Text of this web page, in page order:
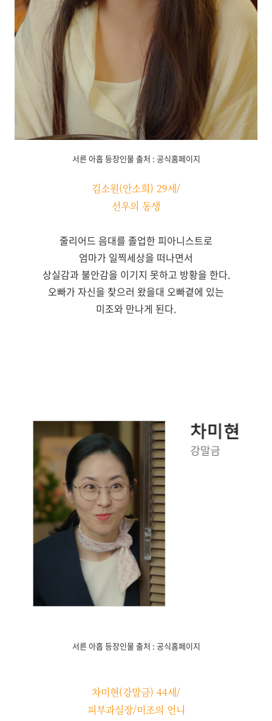
서른 아홉 등장인물 출처 : 공식홈페이지
김소원(안소희) 29세/
선우의 동생
줄리어드 음대를 졸업한 피아니스트로
엄마가 일찍세상을 떠나면서
상실감과 불안감을 이기지 못하고 방황을 한다.
오빠가 자신을 찾으러 왔을대 오빠곁에 있는
미조와 만나게 된다.
서른 아홉 등장인물 출처 : 공식홈페이지
차미현(강말금) 44세/
피부과실장/미조의 언니